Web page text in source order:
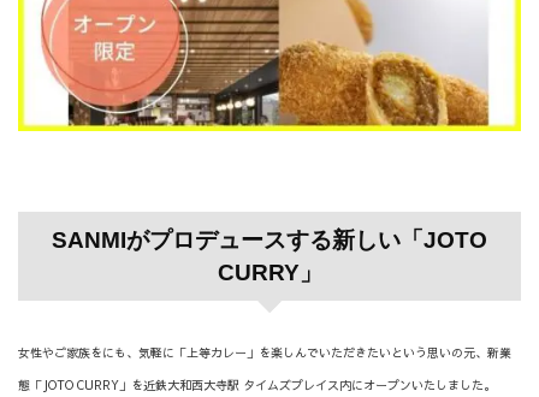
SANMIがプロデュースする新しい「JOTO
CURRY」
女性やご家族をにも、気軽に「上等カレー」を楽しんでいただきたいという思いの元、新業
態「JOTO CURRY」を近鉄大和西大寺駅 タイムズプレイス内にオープンいたしました。